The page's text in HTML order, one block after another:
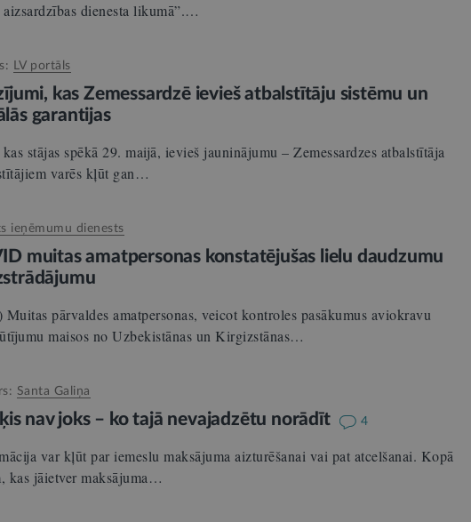
dienesta likumā”.…
LV portāls
kas Zemessardzē ievieš atbalstītāju sistēmu un
garantijas
stājas spēkā 29. maijā, ievieš jauninājumu – Zemessardzes atbalstītāja
varēs kļūt gan…
ieņēmumu dienests
muitas amatpersonas konstatējušas lielu daudzumu
pārvaldes amatpersonas, veicot kontroles pasākumus aviokravu
maisos no Uzbekistānas un Kirgizstānas…
Santa Galiņa
nav joks – ko tajā nevajadzētu norādīt 4
var kļūt par iemeslu maksājuma aizturēšanai vai pat atcelšanai. Kopā
kas jāietver maksājuma…